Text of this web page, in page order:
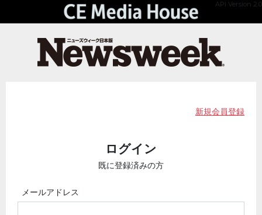
API Version 2.0
新規会員登録
ログイン
既に登録済みの方
メールアドレス